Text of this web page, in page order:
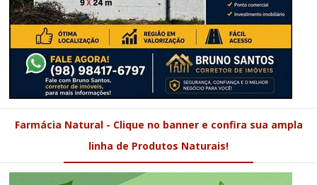
Farmácia Natural - Clique no banner e confira sua ampla
linha de Produtos Naturais!